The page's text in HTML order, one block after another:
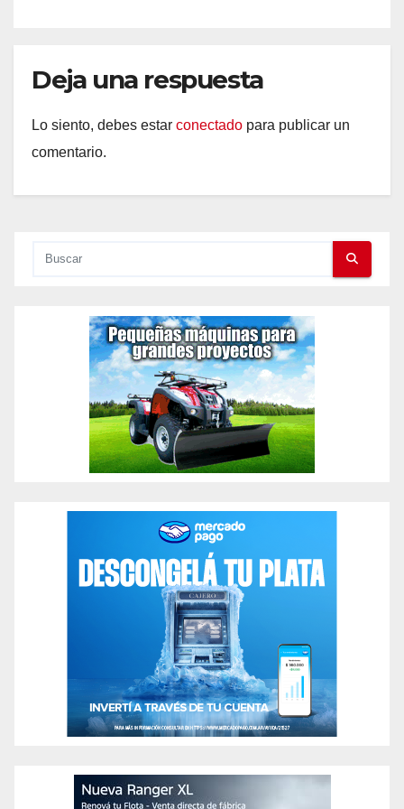
Deja una respuesta
Lo siento, debes estar conectado para publicar un
comentario.